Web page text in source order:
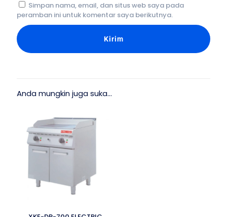
Simpan nama, email, dan situs web saya pada
peramban ini untuk komentar saya berikutnya.
Anda mungkin juga suka…